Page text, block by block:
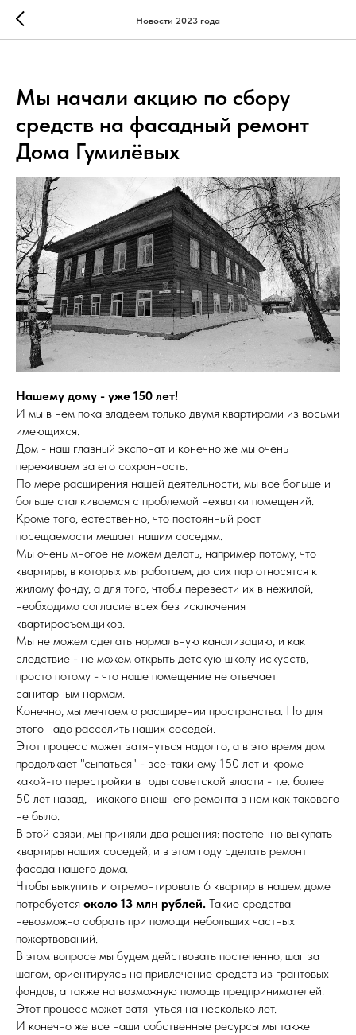
Новости 2023 года
Мы начали акцию по сбору
средств на фасадный ремонт
Дома Гумилёвых
Нашему дому - уже 150 лет!
И мы в нем пока владеем только двумя квартирами из восьми
имеющихся.
Дом - наш главный экспонат и конечно же мы очень
переживаем за его сохранность.
По мере расширения нашей деятельности, мы все больше и
больше сталкиваемся с проблемой нехватки помещений.
Кроме того, естественно, что постоянный рост
посещаемости мешает нашим соседям.
Мы очень многое не можем делать, например потому, что
квартиры, в которых мы работаем, до сих пор относятся к
жилому фонду, а для того, чтобы перевести их в нежилой,
необходимо согласие всех без исключения
квартиросъемщиков.
Мы не можем сделать нормальную канализацию, и как
следствие - не можем открыть детскую школу искусств,
просто потому - что наше помещение не отвечает
санитарным нормам.
Конечно, мы мечтаем о расширении пространства. Но для
этого надо расселить наших соседей.
Этот процесс может затянуться надолго, а в это время дом
продолжает "сыпаться" - все-таки ему 150 лет и кроме
какой-то перестройки в годы советской власти - т.е. более
50 лет назад, никакого внешнего ремонта в нем как такового
не было.
В этой связи, мы приняли два решения: постепенно выкупать
квартиры наших соседей, и в этом году сделать ремонт
фасада нашего дома.
Чтобы выкупить и отремонтировать 6 квартир в нашем доме
потребуется около 13 млн рублей. Такие средства
невозможно собрать при помощи небольших частных
пожертвований.
В этом вопросе мы будем действовать постепенно, шаг за
шагом, ориентируясь на привлечение средств из грантовых
фондов, а также на возможную помощь предпринимателей.
Этот процесс может затянуться на несколько лет.
И конечно же все наши собственные ресурсы мы также